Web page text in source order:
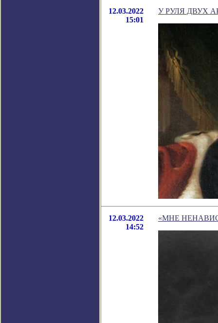
12.03.2022
15:01
У РУЛЯ ДВУХ
12.03.2022
14:52
«МНЕ